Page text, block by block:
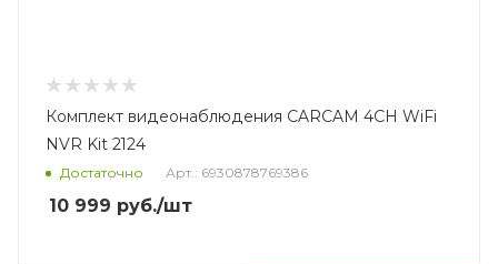
Комплект видеонаблюдения CARCAM 4CH WiFi
NVR Kit 2124
Достаточно Арт.: 6930878769386
10 999 руб./шт